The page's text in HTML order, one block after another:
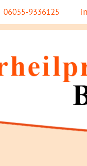
06055-9336125